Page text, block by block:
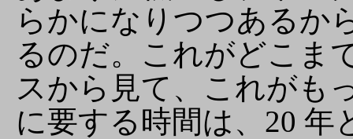
らかになりつつあるか
るのだ。これがどこま
スから見て、これがも
に要する時間は、20 年